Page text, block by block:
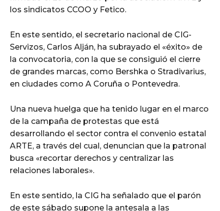
los sindicatos CCOO y Fetico.
En este sentido, el secretario nacional de CIG-
Servizos, Carlos Alján, ha subrayado el «éxito» de
la convocatoria, con la que se consiguió el cierre
de grandes marcas, como Bershka o Stradivarius,
en ciudades como A Coruña o Pontevedra.
Una nueva huelga que ha tenido lugar en el marco
de la campaña de protestas que está
desarrollando el sector contra el convenio estatal
ARTE, a través del cual, denuncian que la patronal
busca «recortar derechos y centralizar las
relaciones laborales».
En este sentido, la CIG ha señalado que el parón
de este sábado supone la antesala a las